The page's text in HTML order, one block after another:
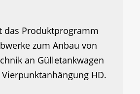
das Produktprogramm
zum Anbau von
an Gülletankwagen
HD.